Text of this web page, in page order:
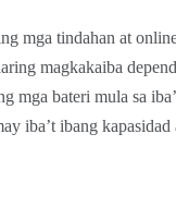
mga tindahan at
magkakaiba
mga bateri mula sa
iba’t ibang